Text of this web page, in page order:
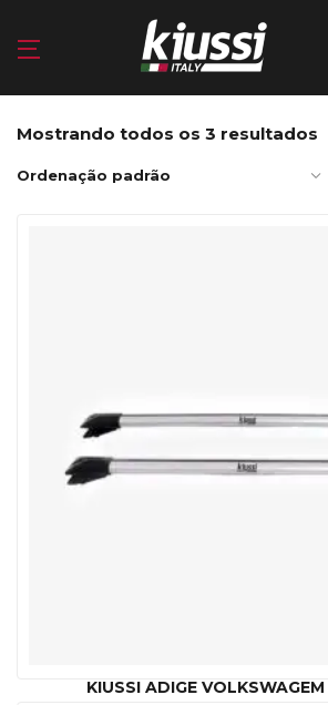
Mostrando todos os 3 resultados
KIUSSI ADIGE